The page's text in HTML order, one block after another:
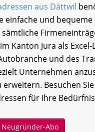
aus Dättwil
einfache und bequeme
Kanton Jura als
und des
Unternehmen
Besuchen
für Ihre
Abo